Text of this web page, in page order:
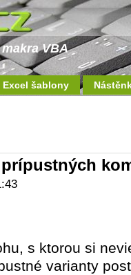
VBA
Excel šablony
prípustných
s ktorou si
varianty